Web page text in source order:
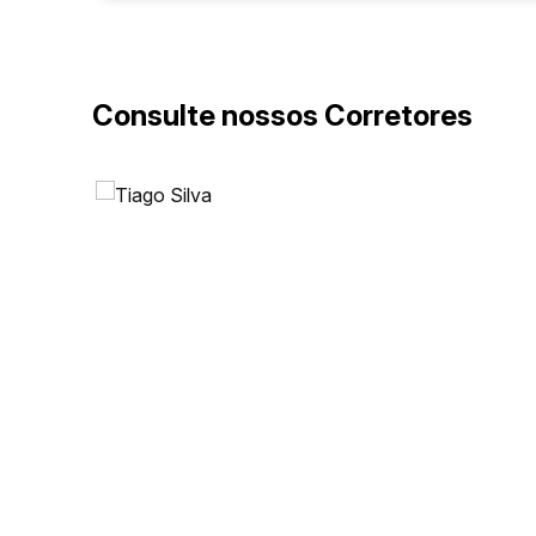
Consulte nossos Corretores